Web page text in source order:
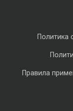
Политика
Правила